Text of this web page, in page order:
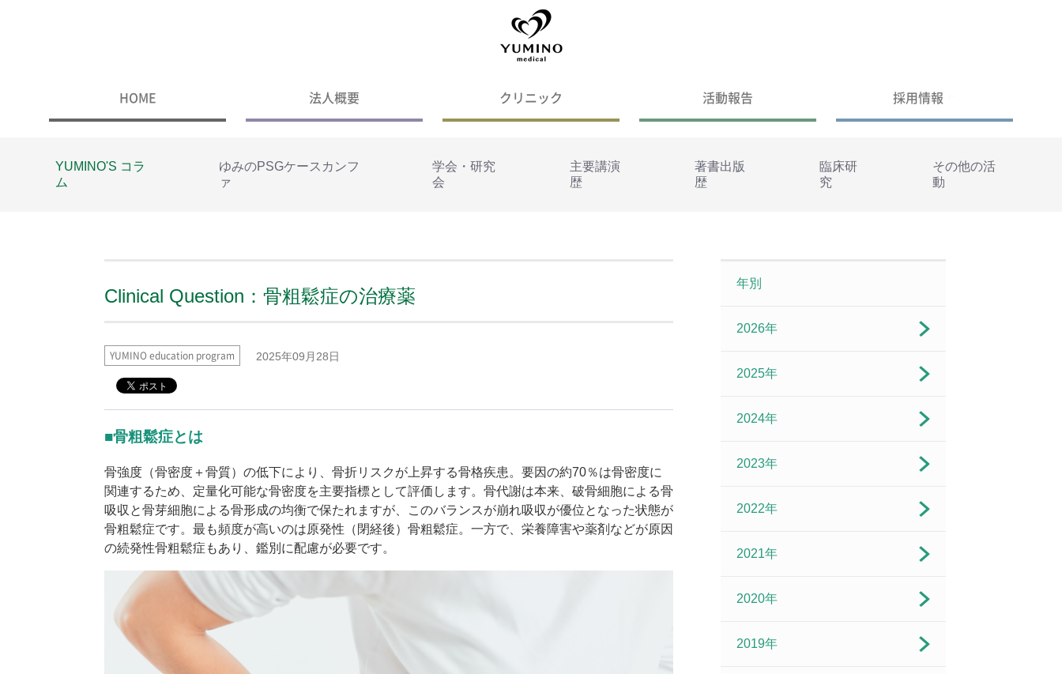
HOME 法人概要 クリニック 活動報告 採用情報
YUMINO'S コラ
ム
ゆみのPSGケースカンフ
ァ
学会・研究
会
主要講演
歴
著書出版
歴
臨床研
究
その他の活
動
Clinical Question：骨粗鬆症の治療薬
YUMINO education program 2025年09月28日
■骨粗鬆症とは
骨強度（骨密度＋骨質）の低下により、骨折リスクが上昇する骨格疾患。要因の約70％は骨密度に
関連するため、定量化可能な骨密度を主要指標として評価します。骨代謝は本来、破骨細胞による骨
吸収と骨芽細胞による骨形成の均衡で保たれますが、このバランスが崩れ吸収が優位となった状態が
骨粗鬆症です。最も頻度が高いのは原発性（閉経後）骨粗鬆症。一方で、栄養障害や薬剤などが原因
の続発性骨粗鬆症もあり、鑑別に配慮が必要です。
年別
2026年
2025年
2024年
2023年
2022年
2021年
2020年
2019年